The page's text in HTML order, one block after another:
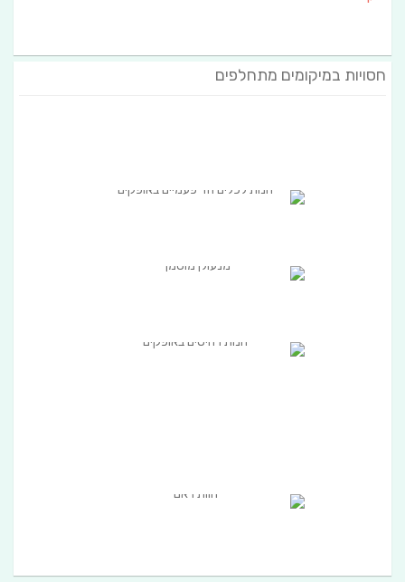
חסויות במיקומים מתחלפים